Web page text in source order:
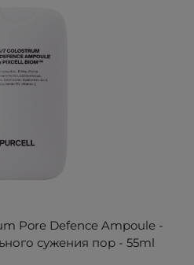
Pore Defence Ampoule -
сужения пор - 55ml